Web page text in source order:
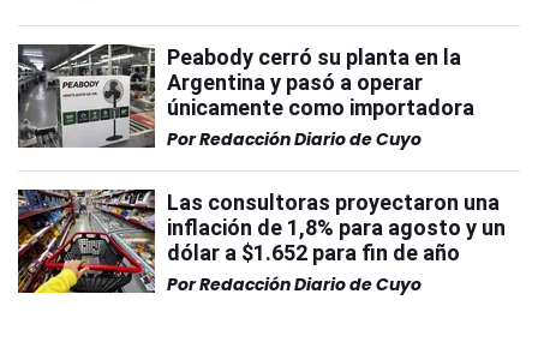
Peabody cerró su planta en la
Argentina y pasó a operar
únicamente como importadora
PorRedacción Diario de Cuyo
Las consultoras proyectaron una
inflación de 1,8% para agosto y un
dólar a $1.652 para fin de año
PorRedacción Diario de Cuyo